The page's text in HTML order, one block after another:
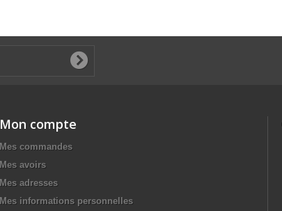
Mon compte
Mes commandes
Mes avoirs
Mes adresses
Mes informations personnelles